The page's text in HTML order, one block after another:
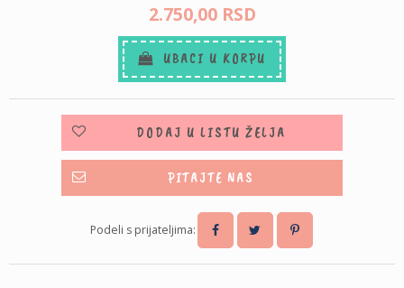
2.750,00 RSD
UBACI U KORPU
DODAJ U LISTU ŽELJA
PITAJTE NAS
Podeli s prijateljima: